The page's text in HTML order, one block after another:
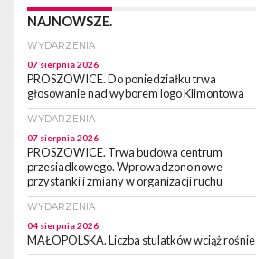
NAJNOWSZE.
WYDARZENIA
07 sierpnia 2026
PROSZOWICE. Do poniedziałku trwa
głosowanie nad wyborem logo Klimontowa
WYDARZENIA
07 sierpnia 2026
PROSZOWICE. Trwa budowa centrum
przesiadkowego. Wprowadzono nowe
przystanki i zmiany w organizacji ruchu
WYDARZENIA
04 sierpnia 2026
MAŁOPOLSKA. Liczba stulatków wciąż rośnie